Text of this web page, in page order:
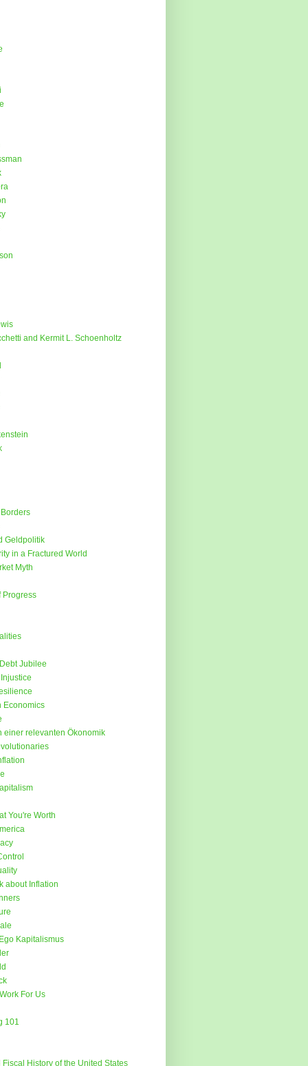
and Kermit L. Schoenholtz
Geldpolitik
in a Fractured World
Myth
Progress
Jubilee
Economics
einer relevanten Ökonomik
You're Worth
about Inflation
Kapitalismus
For Us
101
Fiscal History of the United States